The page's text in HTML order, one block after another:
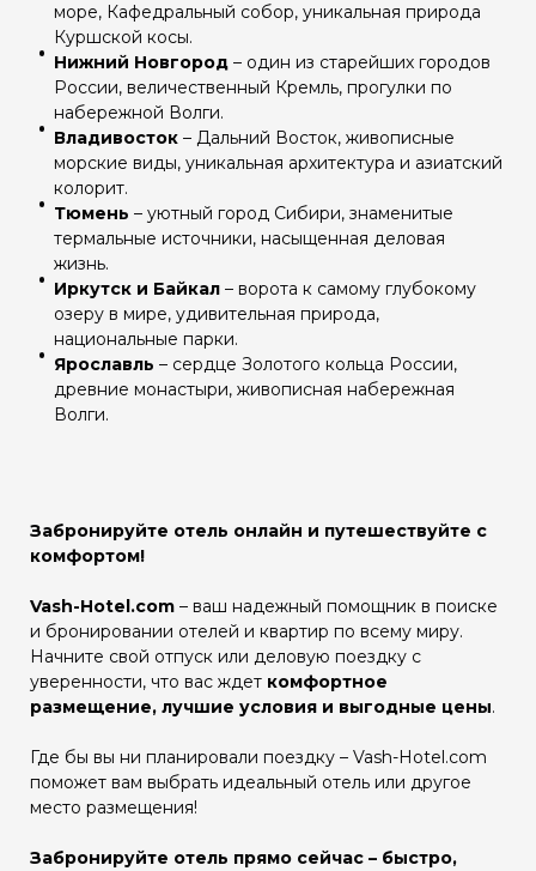
море, Кафедральный собор, уникальная природа
Куршской косы.
Нижний Новгород – один из старейших городов
России, величественный Кремль, прогулки по
набережной Волги.
Владивосток – Дальний Восток, живописные
морские виды, уникальная архитектура и азиатский
колорит.
Тюмень – уютный город Сибири, знаменитые
термальные источники, насыщенная деловая
жизнь.
Иркутск и Байкал – ворота к самому глубокому
озеру в мире, удивительная природа,
национальные парки.
Ярославль – сердце Золотого кольца России,
древние монастыри, живописная набережная
Волги.
Забронируйте отель онлайн и путешествуйте с
комфортом!
Vash-Hotel.com – ваш надежный помощник в поиске
и бронировании отелей и квартир по всему миру.
Начните свой отпуск или деловую поездку с
уверенности, что вас ждет комфортное
размещение, лучшие условия и выгодные цены.
Где бы вы ни планировали поездку – Vash-Hotel.com
поможет вам выбрать идеальный отель или другое
место размещения!
Забронируйте отель прямо сейчас – быстро,